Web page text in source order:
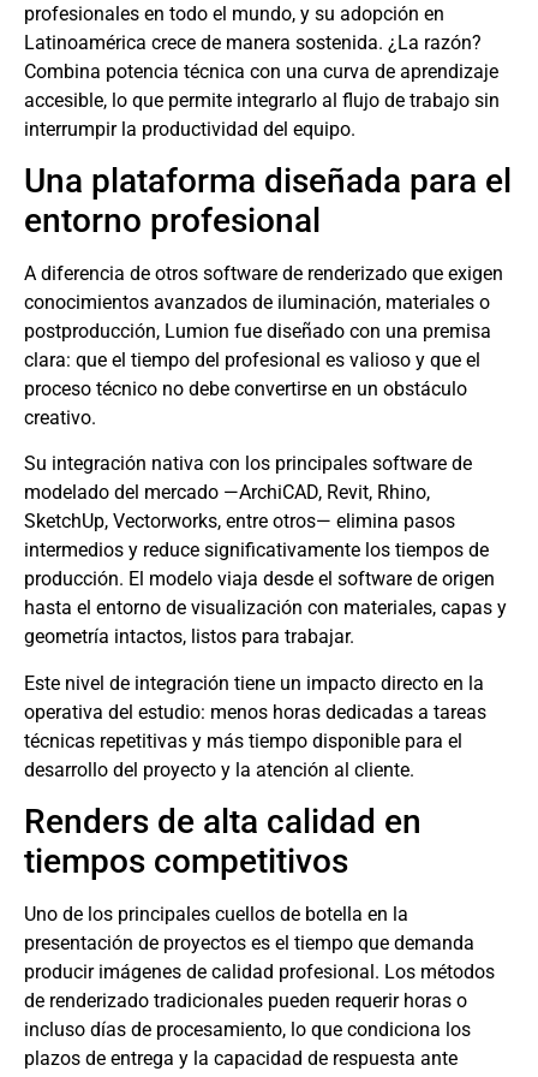
profesionales en todo el mundo, y su adopción en
Latinoamérica crece de manera sostenida. ¿La razón?
Combina potencia técnica con una curva de aprendizaje
accesible, lo que permite integrarlo al flujo de trabajo sin
interrumpir la productividad del equipo.
Una plataforma diseñada para el
entorno profesional
A diferencia de otros software de renderizado que exigen
conocimientos avanzados de iluminación, materiales o
postproducción, Lumion fue diseñado con una premisa
clara: que el tiempo del profesional es valioso y que el
proceso técnico no debe convertirse en un obstáculo
creativo.
Su integración nativa con los principales software de
modelado del mercado —ArchiCAD, Revit, Rhino,
SketchUp, Vectorworks, entre otros— elimina pasos
intermedios y reduce significativamente los tiempos de
producción. El modelo viaja desde el software de origen
hasta el entorno de visualización con materiales, capas y
geometría intactos, listos para trabajar.
Este nivel de integración tiene un impacto directo en la
operativa del estudio: menos horas dedicadas a tareas
técnicas repetitivas y más tiempo disponible para el
desarrollo del proyecto y la atención al cliente.
Renders de alta calidad en
tiempos competitivos
Uno de los principales cuellos de botella en la
presentación de proyectos es el tiempo que demanda
producir imágenes de calidad profesional. Los métodos
de renderizado tradicionales pueden requerir horas o
incluso días de procesamiento, lo que condiciona los
plazos de entrega y la capacidad de respuesta ante